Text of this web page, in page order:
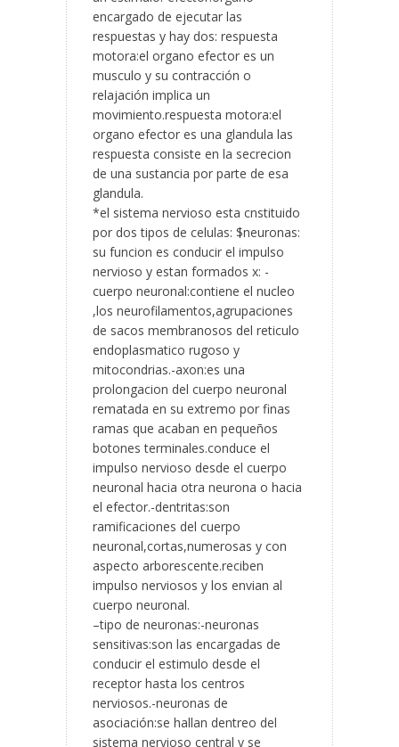
encargado de ejecutar las
respuestas y hay dos: respuesta
motora:el organo efector es un
musculo y su contracción o
relajación implica un
movimiento.respuesta motora:el
organo efector es una glandula las
respuesta consiste en la secrecion
de una sustancia por parte de esa
glandula.
*el sistema nervioso esta cnstituido
por dos tipos de celulas: $neuronas:
su funcion es conducir el impulso
nervioso y estan formados x: -
cuerpo neuronal:contiene el nucleo
,los neurofilamentos,agrupaciones
de sacos membranosos del reticulo
endoplasmatico rugoso y
mitocondrias.-axon:es una
prolongacion del cuerpo neuronal
rematada en su extremo por finas
ramas que acaban en pequeños
botones terminales.conduce el
impulso nervioso desde el cuerpo
neuronal hacia otra neurona o hacia
el efector.-dentritas:son
ramificaciones del cuerpo
neuronal,cortas,numerosas y con
aspecto arborescente.reciben
impulso nerviosos y los envian al
cuerpo neuronal.
–tipo de neuronas:-neuronas
sensitivas:son las encargadas de
conducir el estimulo desde el
receptor hasta los centros
nerviosos.-neuronas de
asociación:se hallan dentreo del
sistema nervioso central y se